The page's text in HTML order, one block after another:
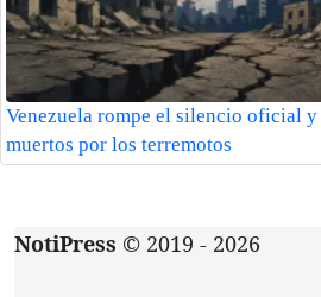
Venezuela rompe el silencio oficial y
muertos por los terremotos
NotiPress © 2019 - 2026